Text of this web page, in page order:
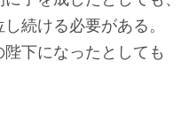
続ける必要がある。
下になったとしても